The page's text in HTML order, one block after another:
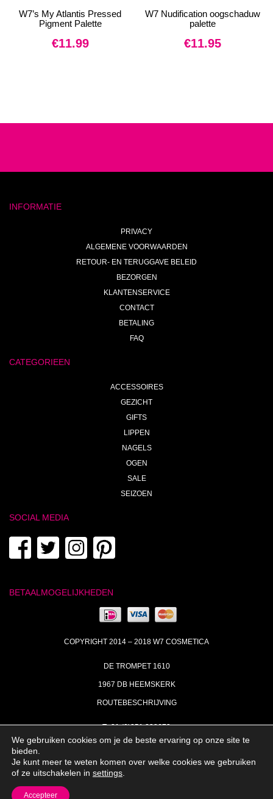
W7’s My Atlantis Pressed
Pigment Palette
€11.99
W7 Nudification oogschaduw
palette
€11.95
INFORMATIE
PRIVACY
ALGEMENE VOORWAARDEN
RETOUR- EN TERUGGAVE BELEID
BEZORGEN
KLANTENSERVICE
CONTACT
BETALING
FAQ
CATEGORIEEN
ACCESSOIRES
GEZICHT
GIFTS
LIPPEN
NAGELS
OGEN
SALE
SEIZOEN
SOCIAL MEDIA
BETAALMOGELIJKHEDEN
COPYRIGHT 2014 – 2018 W7 COSMETICA
DE TROMPET 1610
1967 DB HEEMSKERK
ROUTEBESCHRIJVING
T+31 (0)251 238673
MA | DI | DO VAN 09:00 – 17:00
INFO@W7COSMETICA.NL
We gebruiken cookies om je de beste ervaring op onze site te
bieden.
Je kunt meer te weten komen over welke cookies we gebruiken
of ze uitschakelen in settings
Accepteer